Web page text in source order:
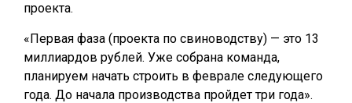
проекта.
«Первая фаза (проекта по свиноводству) — это 13
миллиардов рублей. Уже собрана команда,
планируем начать строить в феврале следующего
года. До начала производства пройдет три года».